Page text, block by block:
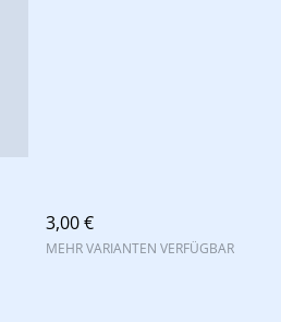
3,00 €
MEHR VARIANTEN VERFÜGBAR